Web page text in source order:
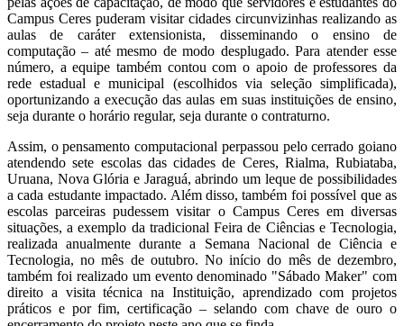
Campus Ceres puderam visitar cidades circunvizinhas realizando as
aulas de caráter extensionista, disseminando o ensino de
computação – até mesmo de modo desplugado. Para atender esse
número, a equipe também contou com o apoio de professores da
rede estadual e municipal (escolhidos via seleção simplificada),
oportunizando a execução das aulas em suas instituições de ensino,
seja durante o horário regular, seja durante o contraturno.
Assim, o pensamento computacional perpassou pelo cerrado goiano
atendendo sete escolas das cidades de Ceres, Rialma, Rubiataba,
Uruana, Nova Glória e Jaraguá, abrindo um leque de possibilidades
a cada estudante impactado. Além disso, também foi possível que as
escolas parceiras pudessem visitar o Campus Ceres em diversas
situações, a exemplo da tradicional Feira de Ciências e Tecnologia,
realizada anualmente durante a Semana Nacional de Ciência e
Tecnologia, no mês de outubro. No início do mês de dezembro,
também foi realizado um evento denominado "Sábado Maker" com
direito a visita técnica na Instituição, aprendizado com projetos
práticos e por fim, certificação – selando com chave de ouro o